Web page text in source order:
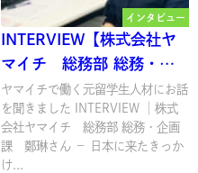
インタビュー
INTERVIEW【株式会社ヤ
マイチ 総務部 総務・企
画課 鄭琳さん】
ヤマイチで働く元留学生人材にお話
を聞きました INTERVIEW │株式
会社ヤマイチ 総務部 総務・企画
課 鄭琳さん － 日本に来たきっか
け...